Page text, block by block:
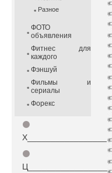
Разное
ФОТО
объявления
Фитнес для
каждого
Фэншуй
Фильмы и
сериалы
Форекс
⚫
Х_________________
⚫
Ц_________________